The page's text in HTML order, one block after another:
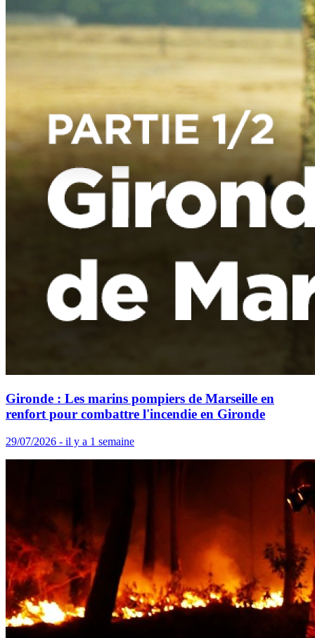
Gironde : Les marins pompiers de Marseille en
renfort pour combattre l'incendie en Gironde
29/07/2026 - il y a 1 semaine